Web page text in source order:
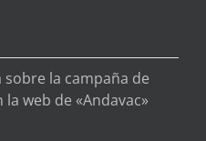
la campaña de
la web de «Andavac»